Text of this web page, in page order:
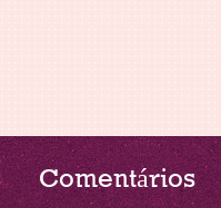
Comentários